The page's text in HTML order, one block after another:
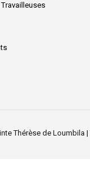
Thérèse de Loumbila